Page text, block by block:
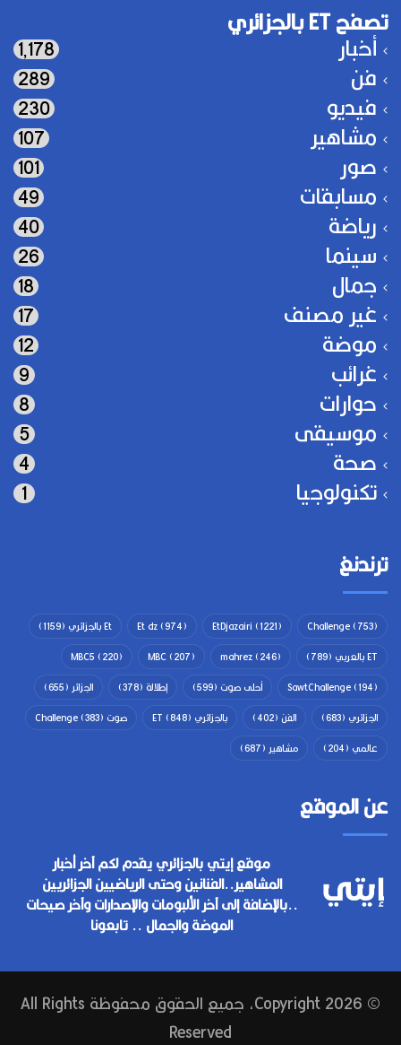
تصفح ET بالجزائري
أخبار 1٬178
فن 289
فيديو 230
مشاهير 107
صور 101
مسابقات 49
رياضة 40
سينما 26
جمال 18
غير مصنف 17
موضة 12
غرائب 9
حوارات 8
موسيقى 5
صحة 4
تكنولوجيا 1
ترندنغ
Challenge(753)
EtDjazairi (1221)
Et dz(974) Et بالجزائري
(1159)
ET بالعربي
(789)
mahrez(246)
MBC(207)
MBC5 (220)
SawtChallenge(194) أحلى صوت (599) إطلالة (378) الجزائر (655)
الجزائري (683) الفن (402) بالجزائري ET (848) صوت Challenge (383)
عالمي (204) مشاهير (687)
عن الموقع
موقع إيتي بالجزائري يقدم لكم آخر أخبار
المشاهير..الفنانين وحتى الرياضيين الجزائريين
..بالإضافة إلى آخر الألبومات والإصدارات وآخر صيحات
الموضة والجمال .. تابعونا
© Copyright 2026, جميع الحقوق محفوظة All Rights
Reserved